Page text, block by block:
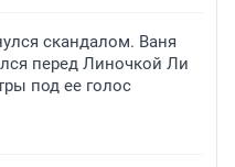
скандалом. Ваня
перед Линочкой Ли
под ее голос